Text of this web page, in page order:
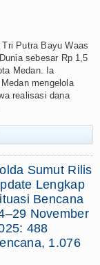
Putra Bayu Waas
sebesar Rp 1,5
Medan. Ia
mengelola
realisasi dana
Sumut Rilis
Lengkap
Bencana
November
488
1.076